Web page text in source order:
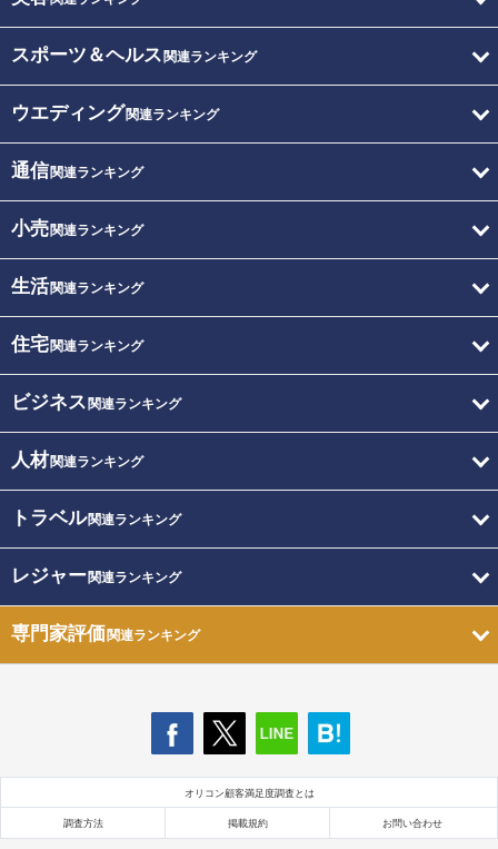
スポーツ＆ヘルス 関連ランキング
ウエディング関連ランキング
通信関連ランキング
小売関連ランキング
生活関連ランキング
住宅関連ランキング
ビジネス 関連ランキング
人材関連ランキング
トラベル関連ランキング
レジャー関連ランキング
専門家評価関連ランキング
オリコン顧客満足度調査とは
調査方法 掲載規約 お問い合わせ